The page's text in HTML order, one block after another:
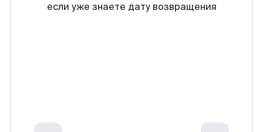
если уже знаете дату возвращения